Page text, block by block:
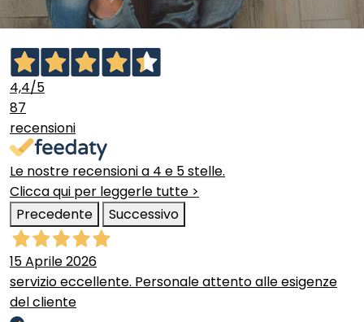
4,4/5
87
recensioni
Le nostre recensioni a 4 e 5 stelle.
Clicca qui per leggerle tutte >
Precedente
Successivo
15 Aprile 2026
servizio eccellente. Personale attento alle esigenze
del cliente